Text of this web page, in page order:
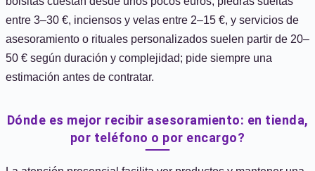
entre 3–30 €, inciensos y velas entre 2–15 €, y servicios de
asesoramiento o rituales personalizados suelen partir de 20–
50 € según duración y complejidad; pide siempre una
estimación antes de contratar.
Dónde es mejor recibir asesoramiento: en tienda,
por teléfono o por encargo?